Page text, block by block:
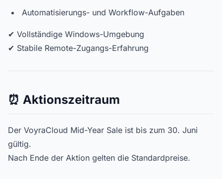
Automatisierungs- und Workflow-Aufgaben
✔ Vollständige Windows-Umgebung
✔ Stabile Remote-Zugangs-Erfahrung
⏰ Aktionszeitraum
Der VoyraCloud Mid-Year Sale ist bis zum 30. Juni
gültig.
Nach Ende der Aktion gelten die Standardpreise.